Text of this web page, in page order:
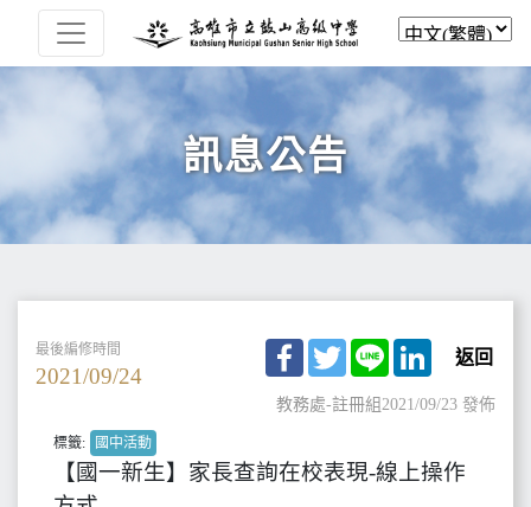
訊息公告
最後編修時間
2021/09/24
Facebook
TwitterLine LinkedIn
返回
教務處-註冊組2021/09/23 發佈
標籤: 國中活動
【國一新生】家長查詢在校表現-線上操作